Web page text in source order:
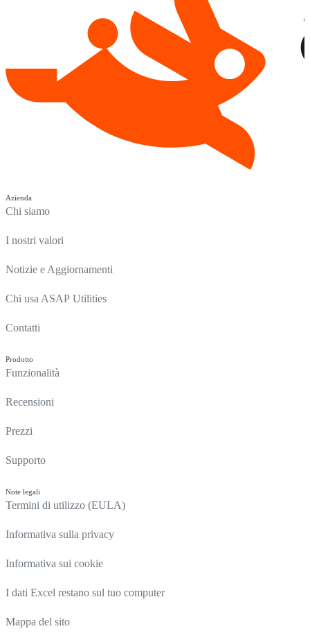
Azienda
Chi siamo
I nostri valori
Notizie e Aggiornamenti
Chi usa ASAP Utilities
Contatti
Prodotto
Funzionalità
Recensioni
Prezzi
Supporto
Note legali
Termini di utilizzo (EULA)
Informativa sulla privacy
Informativa sui cookie
I dati Excel restano sul tuo computer
Mappa del sito